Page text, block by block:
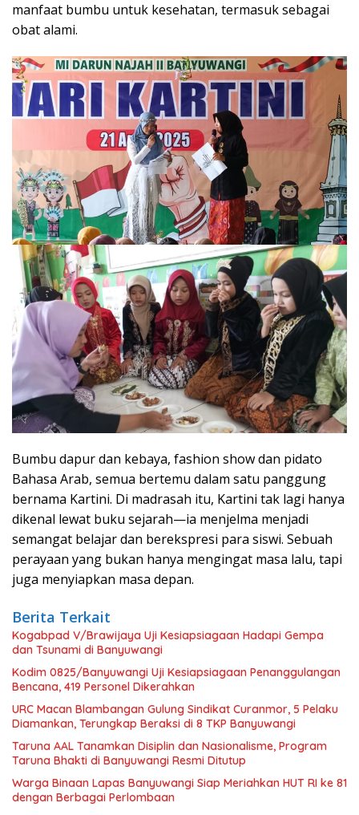
manfaat bumbu untuk kesehatan, termasuk sebagai
obat alami.
Bumbu dapur dan kebaya, fashion show dan pidato
Bahasa Arab, semua bertemu dalam satu panggung
bernama Kartini. Di madrasah itu, Kartini tak lagi hanya
dikenal lewat buku sejarah—ia menjelma menjadi
semangat belajar dan berekspresi para siswi. Sebuah
perayaan yang bukan hanya mengingat masa lalu, tapi
juga menyiapkan masa depan.
Berita Terkait
Kogabpad V/Brawijaya Uji Kesiapsiagaan Hadapi Gempa
dan Tsunami di Banyuwangi
Kodim 0825/Banyuwangi Uji Kesiapsiagaan Penanggulangan
Bencana, 419 Personel Dikerahkan
URC Macan Blambangan Gulung Sindikat Curanmor, 5 Pelaku
Diamankan, Terungkap Beraksi di 8 TKP Banyuwangi
Taruna AAL Tanamkan Disiplin dan Nasionalisme, Program
Taruna Bhakti di Banyuwangi Resmi Ditutup
Warga Binaan Lapas Banyuwangi Siap Meriahkan HUT RI ke 81
dengan Berbagai Perlombaan